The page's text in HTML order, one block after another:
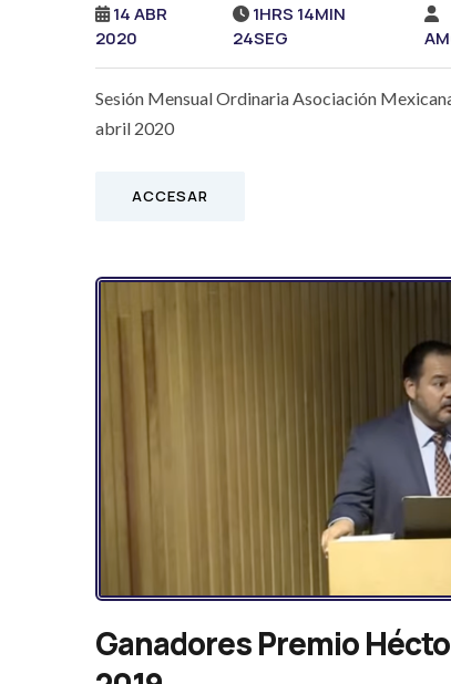
14 ABR
2020
1HRS 14MIN
24SEG
Sesión Mensual Ordinaria Asociación
abril 2020
ACCESAR
Ganadores Premio